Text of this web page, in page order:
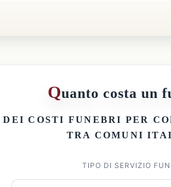
Quanto costa un
DEICOSTI FUNEBRI PER
TRA COMUNI
TIPO DI SERVIZIO